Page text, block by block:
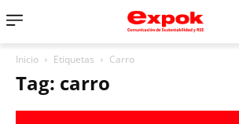
Inicio Etiquetas Carro
Tag: carro